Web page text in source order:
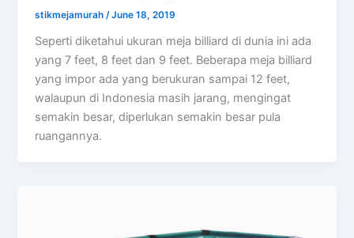
stikmejamurah /June 18, 2019
Seperti diketahui ukuran meja billiard di dunia ini ada
yang 7 feet, 8 feet dan 9 feet. Beberapa meja billiard
yang impor ada yang berukuran sampai 12 feet,
walaupun di Indonesia masih jarang, mengingat
semakin besar, diperlukan semakin besar pula
ruangannya.